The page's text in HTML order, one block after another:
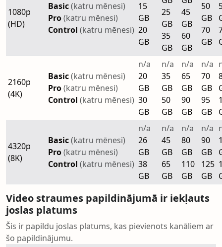
1080p
(HD)
Basic(katru mēnesi)
Pro(katru mēnesi)
Control (katru mēnesi)
15
GB
20
GB
25
GB
35
GB
45
GB
60
GB
50
GB
70
GB
2160p
(4K)
Basic(katru mēnesi)
Pro(katru mēnesi)
Control (katru mēnesi)
n/a
20
GB
30
GB
n/a
35
GB
50
GB
n/a
65
GB
90
GB
n/a
70
GB
95
GB
4320p
(8K)
Basic(katru mēnesi)
Pro(katru mēnesi)
Control (katru mēnesi)
n/a
26
GB
38
GB
n/a
45
GB
65
GB
n/a
80
GB
110
GB
n/a
90
GB
125
GB
Video straumes papildinājumā ir iekļauts
joslas platums
Šis ir papildu joslas platums, kas pievienots kanāliem ar
šo papildinājumu.